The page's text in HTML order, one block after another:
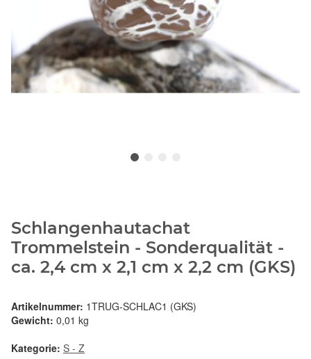
Schlangenhautachat
Trommelstein - Sonderqualität -
ca. 2,4 cm x 2,1 cm x 2,2 cm (GKS)
Artikelnummer: 1TRUG-SCHLAC1 (GKS)
Gewicht: 0,01 kg
Kategorie: S - Z